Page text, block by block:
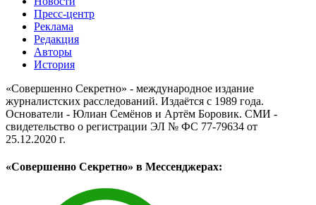
Пресс-центр
Реклама
Редакция
Авторы
История
«Совершенно Секретно» - международное издание
журналистских расследований. Издаётся с 1989 года.
Основатели - Юлиан Семёнов и Артём Боровик. CМИ -
свидетельство о регистрации ЭЛ № ФС 77-79634 от
25.12.2020 г.
«Совершенно Секретно» в Мессенджерах: